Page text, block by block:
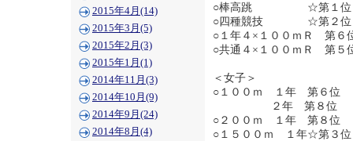
2015年4月(14)
2015年3月(5)
2015年2月(3)
2015年1月(1)
2014年11月(3)
2014年10月(9)
2014年9月(24)
2014年8月(4)
○棒高跳 ☆第１位（
○四種競技 ☆第２位
○１年４×１００ｍＲ 第６
○共通４×１００ｍＲ 第５
＜女子＞
○１００ｍ １年 第６位
２年 第８位
○２００ｍ １年 第８
○１５００ｍ １年☆第